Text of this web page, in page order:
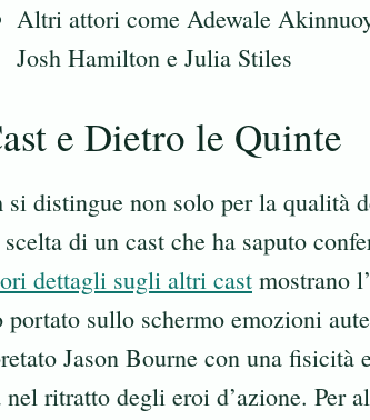
Altri attori come Adewale
Josh Hamilton e Julia Stiles
e Dietro le Quinte
distingue non solo per la qualità
di un cast che ha saputo
dettagli sugli altri cast mostrano
portato sullo schermo emozioni
Jason Bourne con una fisicità
nel ritratto degli eroi d’azione. Per